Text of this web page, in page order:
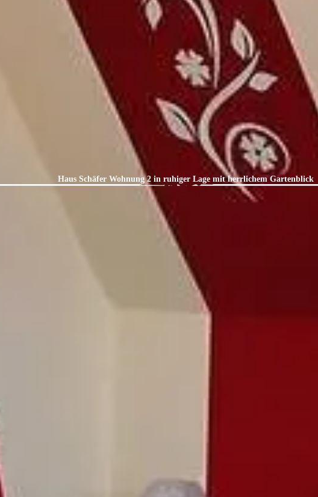
Haus Schäfer Wohnung 2 in ruhiger Lage mit herrlichem Gartenblick